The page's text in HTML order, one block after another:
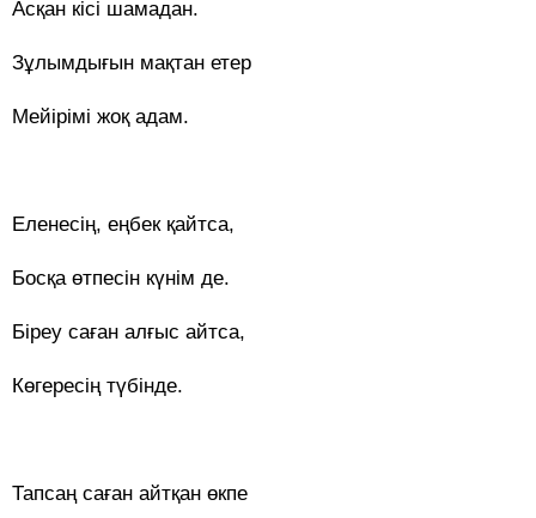
Асқан кісі шамадан.
Зұлымдығын мақтан етер
Мейірімі жоқ адам.
Еленесің, еңбек қайтса,
Босқа өтпесін күнім де.
Біреу саған алғыс айтса,
Көгересің түбінде.
Тапсаң саған айтқан өкпе